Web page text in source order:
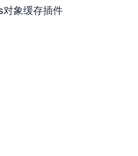
象缓存插件